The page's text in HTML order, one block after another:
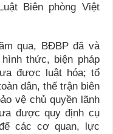
Biên phòng Việt
qua, BĐBP đã và
thức, biện pháp
được luật hóa; tổ
dân, thế trận biên
vệ chủ quyền lãnh
được quy định cụ
các cơ quan, lực